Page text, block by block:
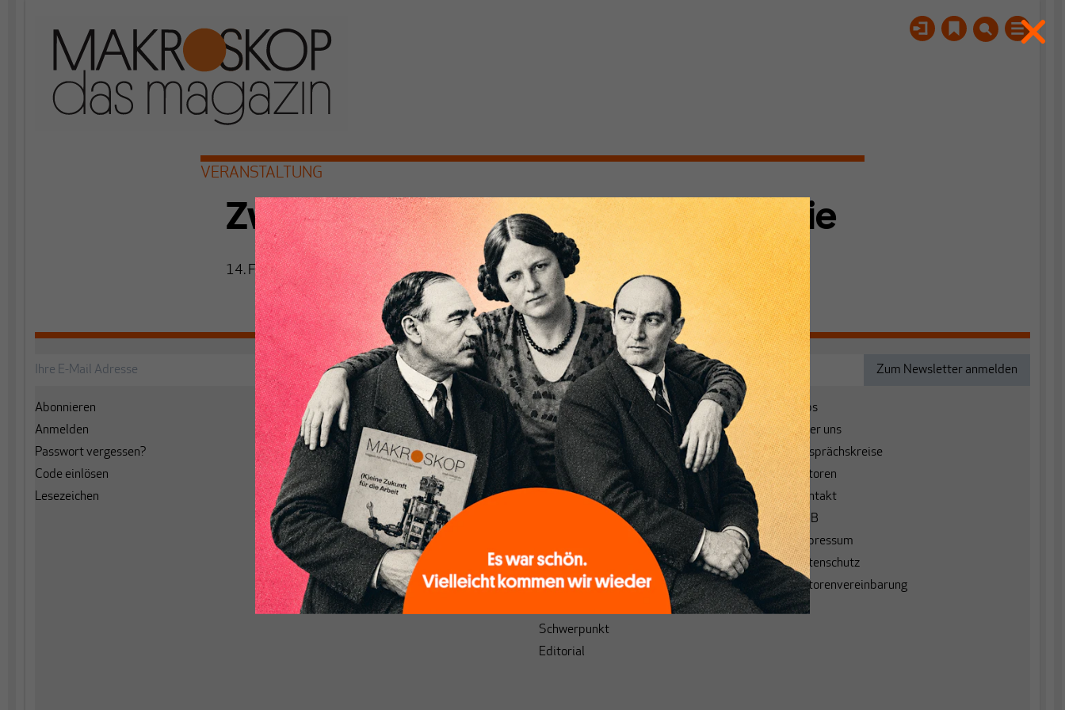
VERANSTALTUNG
Zwischen Globalismus und Demokratie
14. Februar 2023, 10:00Uhr
Abonnieren
Anmelden
Passwort vergessen?
Code einlösen
Lesezeichen
Aktuelle Ausgabe
Themenhefte
Spotlight
Archiv
Alle Ausgaben
Alle Spotlights
EDITION MAKROSKOP
Podcasts
Leserbriefe
Wirtschaft
Geld
Kapital & Arbeit
EUROpa
Energie & Ökologie
Demokratie & Staat
Geist & Gesellschaft
Krach in der Redaktion
Hauspost
Schwerpunkt
Editorial
Jobs
Über uns
Gesprächskreise
Autoren
Kontakt
AGB
Impressum
Datenschutz
Autorenvereinbarung